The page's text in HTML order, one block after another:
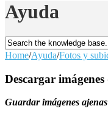
Ayuda
Home/Ayuda/Fotos y
Descargar
Guardar imágenes ajenas